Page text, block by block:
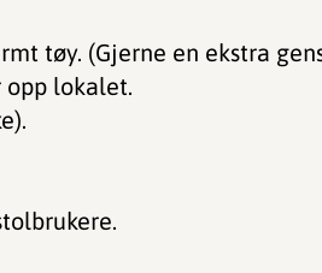
tøy. (Gjerne en ekstra
opp lokalet.